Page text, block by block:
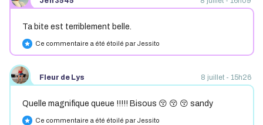
Ta bite est terriblement belle.
star Ce commentaire a été étoilé par Jessito
Fleur de Lys 8 juillet - 15h26
Quelle magnifique queue !!!!! Bisous 😚 😚 😚 sandy
star Ce commentaire a été étoilé par Jessito